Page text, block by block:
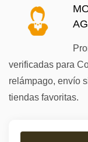
verificadas para
relámpago, envío
tiendas favoritas.